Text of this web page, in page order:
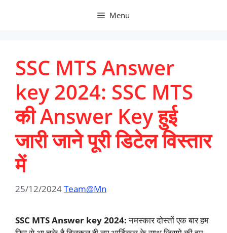
Menu
SSC MTS Answer
key 2024: SSC MTS
की Answer Key हुई
जारी जाने पूरी डिटेल विस्तार
में
25/12/2024Team@Mn
SSC MTS Answer key 2024:नमस्कार दोस्तों एक बार हम